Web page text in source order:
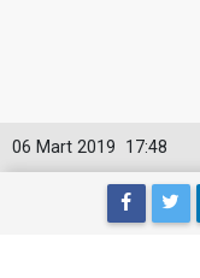
17:48
06 Mart 2019